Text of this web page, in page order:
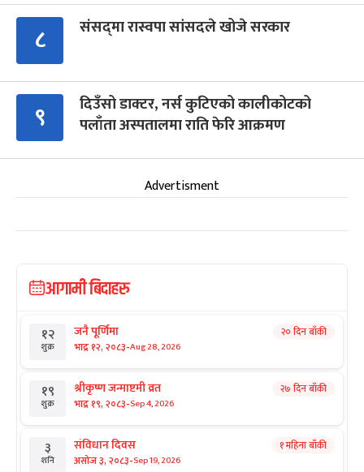
८ संसद्‍मा रास्वपा सांसदले खोजे सरकार
९
दिउँसो डाक्टर, नर्स कुटिएको कालीकोटको
पलाँता अस्पतालमा राति फेरि आक्रमण
Advertisment
आगामी बिदाहरु
१२
शुक्र
जनै पूर्णिमा
भाद्र १२, २०८३-Aug 28, 2026
२० दिन बाँकी
१९
शुक्र
श्रीकृष्ण जन्माष्टमी व्रत
भाद्र १९, २०८३-Sep 4, 2026
२७ दिन बाँकी
३
शनि
संविधान दिवस
असोज ३, २०८३-Sep 19, 2026
१ महिना बाँकी